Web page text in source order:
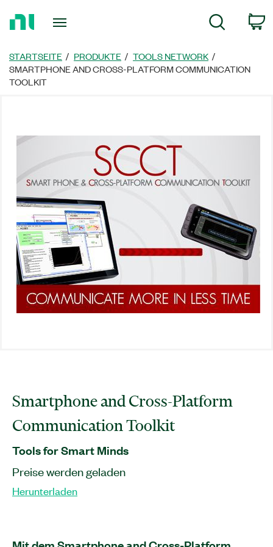
zur
Suche
STARTSEITE PRODUKTE
TOOLS NETWORK
SMARTPHONE AND CROSS-PLATFORM COMMUNICATION
TOOLKIT
Smartphone and Cross-Platform
Communication Toolkit
Tools for Smart Minds
Preise werden geladen
Herunterladen